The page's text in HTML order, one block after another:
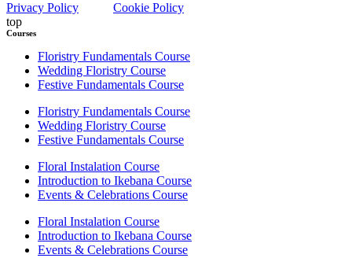
Privacy Policy
Cookie Policy
top
Courses
Floristry Fundamentals Course
Wedding Floristry Course
Festive Fundamentals Course
Floristry Fundamentals Course
Wedding Floristry Course
Festive Fundamentals Course
Floral Instalation Course
Introduction to Ikebana Course
Events & Celebrations Course
Floral Instalation Course
Introduction to Ikebana Course
Events & Celebrations Course